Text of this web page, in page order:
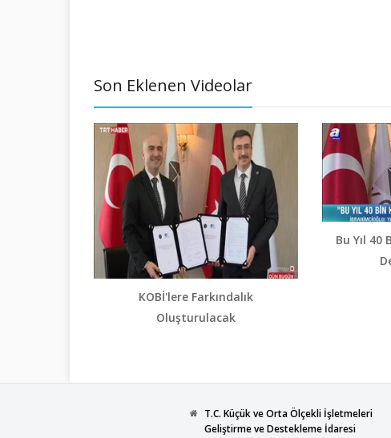
Son Eklenen Videolar
KOBİ'lere Farkındalık
Oluşturulacak
Protokol, KOSGEB Başkanı A. Serdar İb...
Bu Yıl 40
KOSGEB
T.C. Küçük ve Orta Ölçekli İşletmeleri
Geliştirme ve Destekleme İdaresi